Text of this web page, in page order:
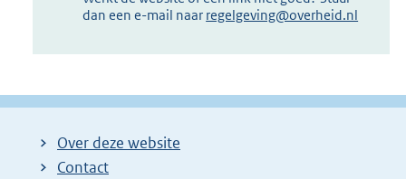
dan een e-mail naar regelgeving@overheid.nl
Over deze website
Contact